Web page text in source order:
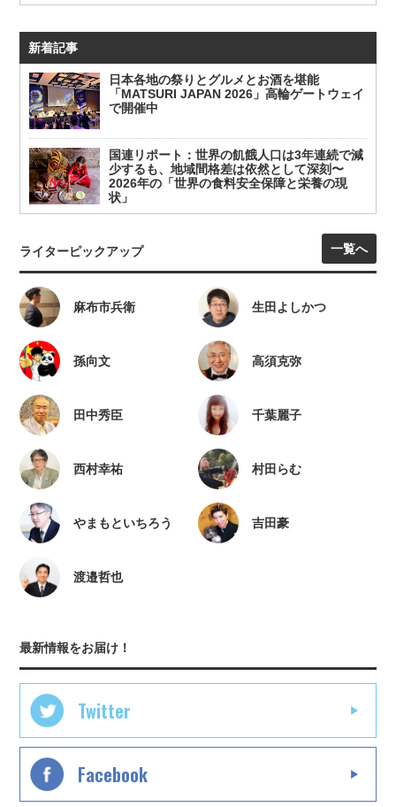
新着記事
日本各地の祭りとグルメとお酒を堪能
「MATSURI JAPAN 2026」高輪ゲートウェイ
で開催中
国連リポート：世界の飢餓人口は3年連続で減
少するも、地域間格差は依然として深刻〜
2026年の「世界の食料安全保障と栄養の現
状」
ライターピックアップ 一覧へ
麻布市兵衛 生田よしかつ
孫向文 高須克弥
田中秀臣 千葉麗子
西村幸祐 村田らむ
やまもといちろう 吉田豪
渡邉哲也
最新情報をお届け！
Twitter
Facebook